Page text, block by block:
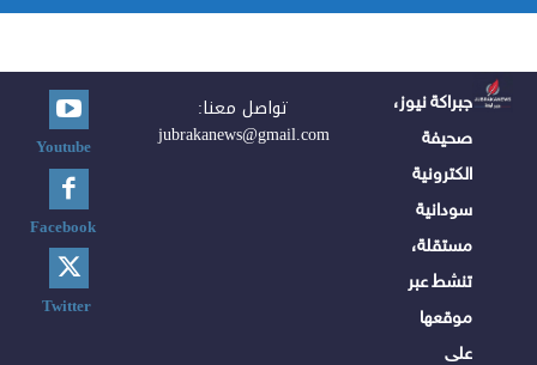
جبراكة نيوز،
صحيفة
الكترونية
سودانية
مستقلة،
تنشط عبر
موقعها
على
تواصل معنا:
jubrakanews@gmail.com
Youtube
Facebook
Twitter